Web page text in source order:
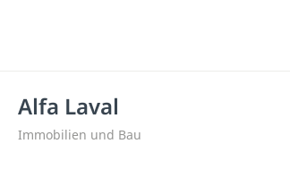
Alfa Laval
Immobilien und Bau